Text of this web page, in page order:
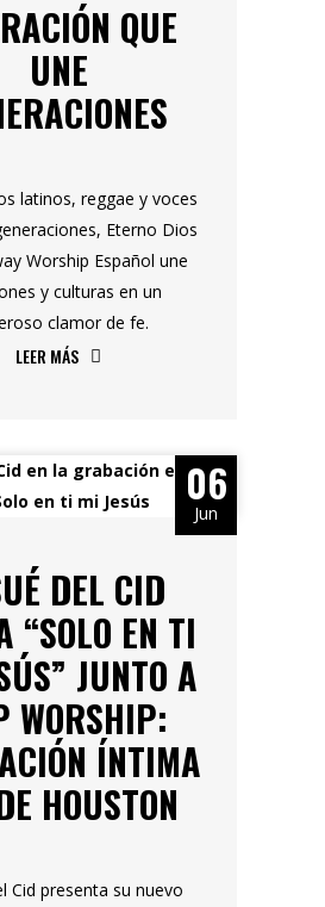
QUE
UNE
latinos, reggae y voces
Eterno Dios
Worship Español une
y culturas en un
clamor de fe.
LEER MÁS
06
Jun
DEL CID
“SOLO EN TI
JUNTO A
WORSHIP:
ÍNTIMA
HOUSTON
Cid presenta su nuevo